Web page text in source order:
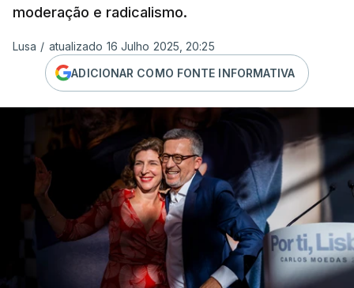
moderação e radicalismo.
Lusa / atualizado 16 Julho 2025, 20:25
ADICIONAR COMO FONTE INFORMATIVA